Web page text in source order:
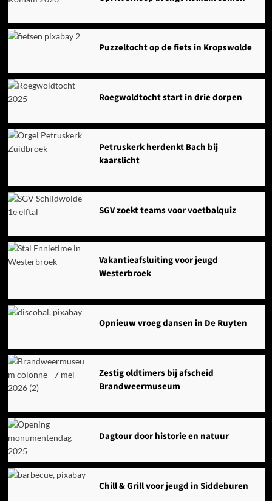
Puzzeltocht op de fiets in Kropswolde
Roegwoldtocht start in drie dorpen
Petruskerk herdenkt Bach bij
kaarslicht
SGV zoekt teams voor voetbalquiz
Vakantieafsluiting voor jeugd
Westerbroek
Opnieuw vroeg dansen in De Ruyten
Zestig oldtimers bij afscheid
Brandweermuseum
Dagtour door historie en natuur
Chill & Grill voor jeugd in Siddeburen